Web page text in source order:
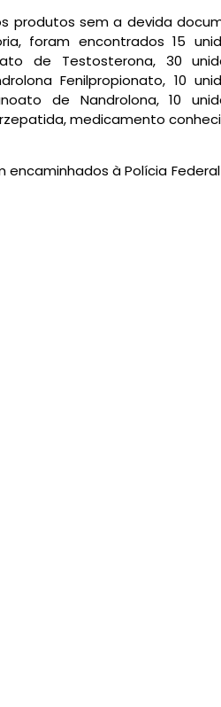
produtos sem a devida
foram encontrados 15
de Testosterona, 30
Fenilpropionato, 10
de Nandrolona, 10
medicamento
à Polícia Federal